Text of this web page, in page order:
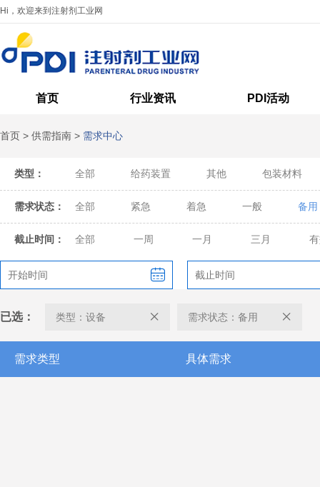
Hi，欢迎来到注射剂工业网
首页 行业资讯 PDI活动
首页 > 供需指南 > 需求中心
类型： 全部 给药装置 其他 包装材料
需求状态： 全部 紧急 着急 一般 备用
截止时间： 全部 一周 一月 三月
已选： 类型：设备 需求状态：备用
需求类型 具体需求